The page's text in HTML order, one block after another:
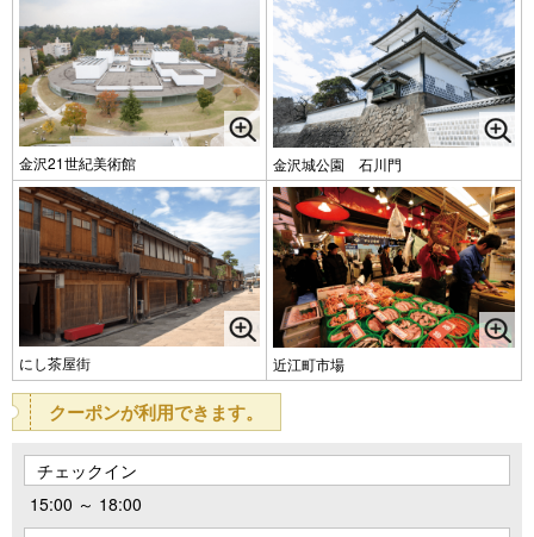
金沢21世紀美術館 金沢城公園 石川門
にし茶屋街 近江町市場
クーポンが利用できます。
チェックイン
15:00 ～ 18:00